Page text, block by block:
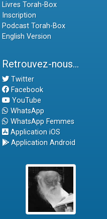
Livres Torah-Box
Inscription
Podcast Torah-Box
English Version
Retrouvez-nous...
Twitter
Facebook
YouTube
WhatsApp
WhatsApp Femmes
Application iOS
Application Android